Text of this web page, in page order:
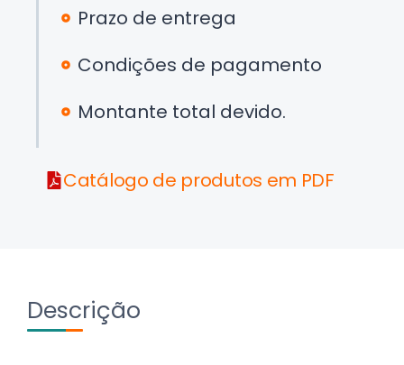
Prazo de entrega
Condições de pagamento
Montante total devido.
Catálogo de produtos em PDF
Descrição